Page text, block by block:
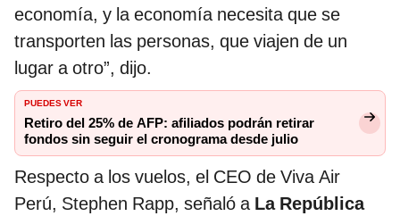
economía, y la economía necesita que se
transporten las personas, que viajen de un
lugar a otro”, dijo.
PUEDES VER
Retiro del 25% de AFP: afiliados podrán retirar
fondos sin seguir el cronograma desde julio
Respecto a los vuelos, el CEO de Viva Air
Perú, Stephen Rapp, señaló a La República